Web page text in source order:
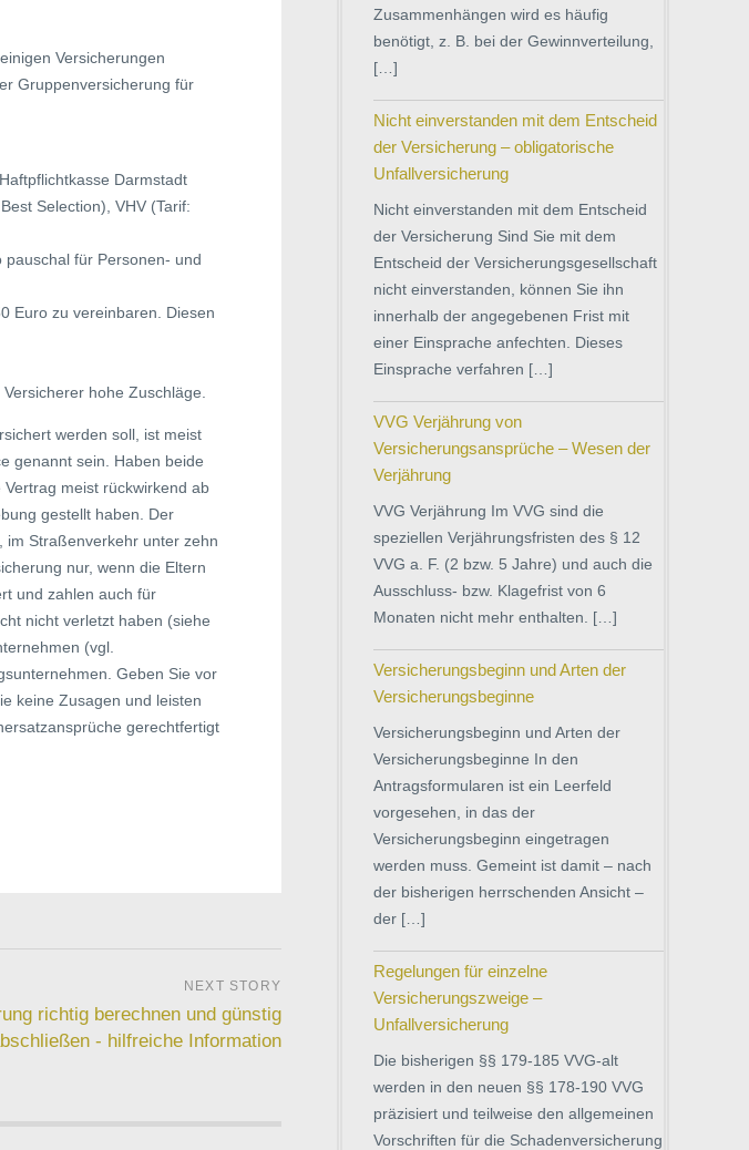
Versicherungen
Gruppenversicherung für
Darmstadt
Selection), VHV (Tarif:
für Personen- und
Euro zu vereinbaren. Diesen
hohe Zuschläge.
werden soll, ist meist
genannt sein. Haben beide
meist rückwirkend ab
gestellt haben. Der
im Straßenverkehr unter zehn
nur, wenn die Eltern
und zahlen auch für
nicht verletzt haben (siehe
(vgl.
Geben Sie vor
keine Zusagen und leisten
gerechtfertigt
richtig berechnen und günstig
- hilfreiche Information
Zusammenhängen wird es häufig
benötigt, z. B. bei der Gewinnverteilung,
[…]
Nicht einverstanden mit dem Entscheid
der Versicherung – obligatorische
Unfallversicherung
Nicht einverstanden mit dem Entscheid
der Versicherung Sind Sie mit dem
Entscheid der Versicherungsgesellschaft
nicht einverstanden, können Sie ihn
innerhalb der angegebenen Frist mit
einer Einsprache anfechten. Dieses
Einsprache verfahren […]
VVG Verjährung von
Versicherungsansprüche – Wesen der
Verjährung
VVG Verjährung Im VVG sind die
speziellen Verjährungsfristen des § 12
VVG a. F. (2 bzw. 5 Jahre) und auch die
Ausschluss- bzw. Klagefrist von 6
Monaten nicht mehr enthalten. […]
Versicherungsbeginn und Arten der
Versicherungsbeginne
Versicherungsbeginn und Arten der
Versicherungsbeginne In den
Antragsformularen ist ein Leerfeld
vorgesehen, in das der
Versicherungsbeginn eingetragen
werden muss. Gemeint ist damit – nach
der bisherigen herrschenden Ansicht –
der […]
Regelungen für einzelne
Versicherungszweige –
Unfallversicherung
Die bisherigen §§ 179-185 VVG-alt
werden in den neuen §§ 178-190 VVG
präzisiert und teilweise den allgemeinen
Vorschriften für die Schadenversicherung